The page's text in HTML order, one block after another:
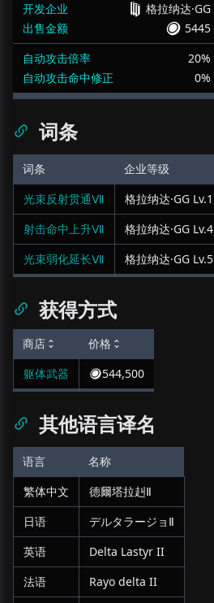
开发企业
格拉纳达·GG
出售金额
5445
自动攻击倍率
20%
自动攻击命中修正
0%
词条
词条
企业等级
光束反射贯通Ⅶ
格拉纳达·GG Lv.1
射击命中上升Ⅶ
格拉纳达·GG Lv.4
光束弱化延长Ⅶ
格拉纳达·GG Lv.5
获得方式
商店
价格
躯体武器
544,500
其他语言译名
语言
名称
繁体中文
德爾塔拉赳Ⅱ
日语
デルタラージョⅡ
英语
Delta Lastyr II
法语
Rayo delta II